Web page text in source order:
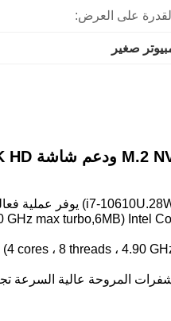
القدرة على العرض:
صغير
المروحة عالية السرعة